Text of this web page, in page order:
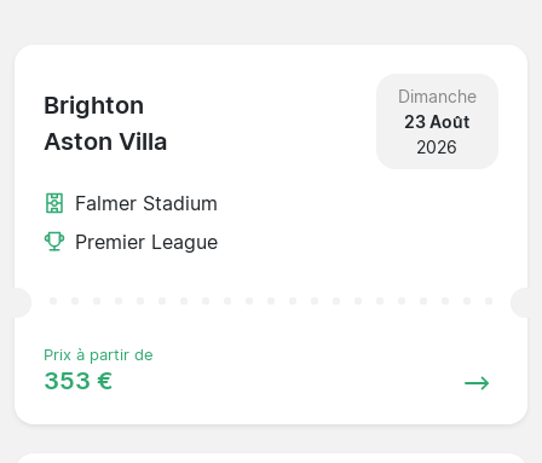
Brighton
Aston Villa
Dimanche
23 Août
2026
Falmer Stadium
Premier League
Prix à partir de
353 €